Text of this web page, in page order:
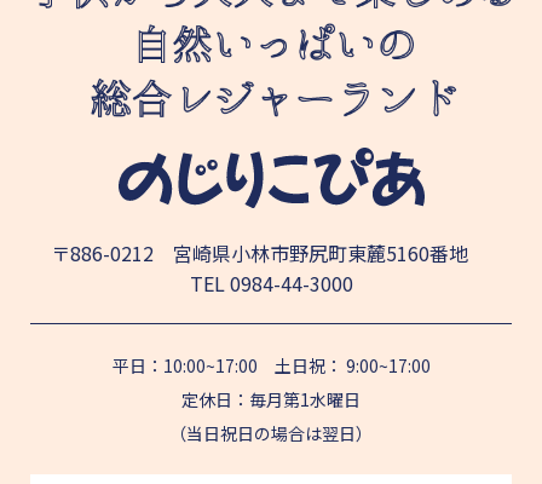
〒886-0212 宮崎県小林市野尻町東麓5160番地
TEL 0984-44-3000
平日：10:00~17:00 土日祝： 9:00~17:00
定休日：毎月第1水曜日
（当日祝日の場合は翌日）